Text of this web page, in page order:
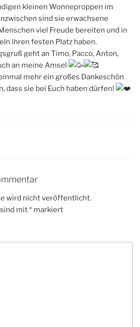
kleinen Wonneproppen im
sind sie erwachsene
viel Freude bereiten und in
ihren festen Platz haben.
geht an Timo, Pacco, Anton,
an meine Amsel
mehr ein großes Dankeschön
dass sie bei Euch haben dürfen!
wird nicht veröffentlicht.
mit* markiert